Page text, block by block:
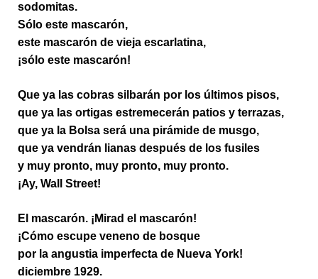
sodomitas.
Sólo este mascarón,
este mascarón de vieja escarlatina,
¡sólo este mascarón!
Que ya las cobras silbarán por los últimos pisos,
que ya las ortigas estremecerán patios y terrazas,
que ya la Bolsa será una pirámide de musgo,
que ya vendrán lianas después de los fusiles
y muy pronto, muy pronto, muy pronto.
¡Ay, Wall Street!
El mascarón. ¡Mirad el mascarón!
¡Cómo escupe veneno de bosque
por la angustia imperfecta de Nueva York!
diciembre 1929.